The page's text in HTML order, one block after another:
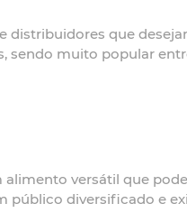
distribuidores que
sendo muito popular
versátil que
público diversificado e